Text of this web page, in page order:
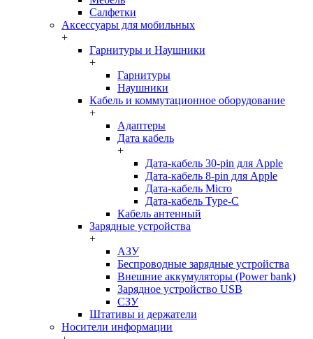
Салфетки
Аксессуары для мобильных
+
Гарнитуры и Наушники
+
Гарнитуры
Наушники
Кабель и коммутационное оборудование
+
Адаптеры
Дата кабель
+
Дата-кабель 30-pin для Apple
Дата-кабель 8-pin для Apple
Дата-кабель Micro
Дата-кабель Type-C
Кабель антенный
Зарядные устройства
+
АЗУ
Беспроводные зарядные устройства
Внешние аккумуляторы (Power bank)
Зарядное устройство USB
СЗУ
Штативы и держатели
Носители информации